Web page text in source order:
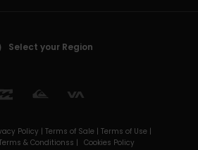
Select your Region
Policy | Terms of Sale | Terms of Use |
& Conditionss | Cookies Policy